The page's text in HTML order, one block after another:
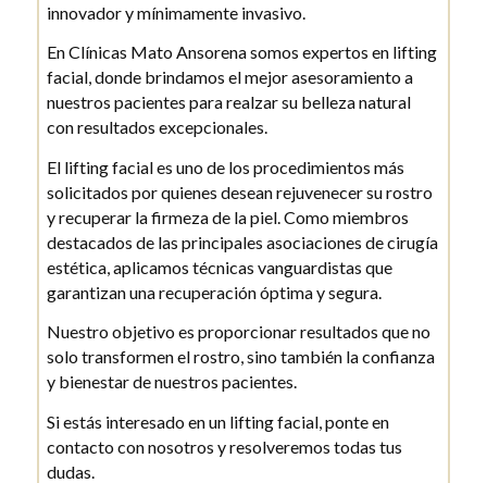
innovador y mínimamente invasivo.
En Clínicas Mato Ansorena somos expertos en lifting
facial, donde brindamos el mejor asesoramiento a
nuestros pacientes para realzar su belleza natural
con resultados excepcionales.
El lifting facial es uno de los procedimientos más
solicitados por quienes desean rejuvenecer su rostro
y recuperar la firmeza de la piel. Como miembros
destacados de las principales asociaciones de cirugía
estética, aplicamos técnicas vanguardistas que
garantizan una recuperación óptima y segura.
Nuestro objetivo es proporcionar resultados que no
solo transformen el rostro, sino también la confianza
y bienestar de nuestros pacientes.
Si estás interesado en un lifting facial, ponte en
contacto con nosotros y resolveremos todas tus
dudas.